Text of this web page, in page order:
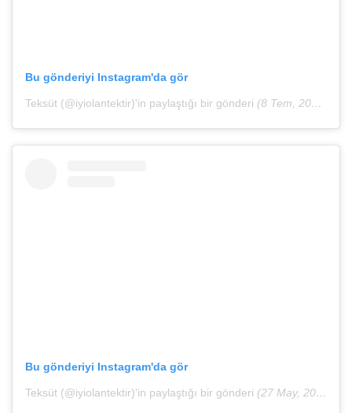
Bu gönderiyi Instagram'da gör
Teksüt (@iyiolantektir)'in paylaştığı bir gönderi (8 Tem, 2020, 7:04öö PDT)
Bu gönderiyi Instagram'da gör
Teksüt (@iyiolantektir)'in paylaştığı bir gönderi (27 May, 2020, 1:00öö PDT)